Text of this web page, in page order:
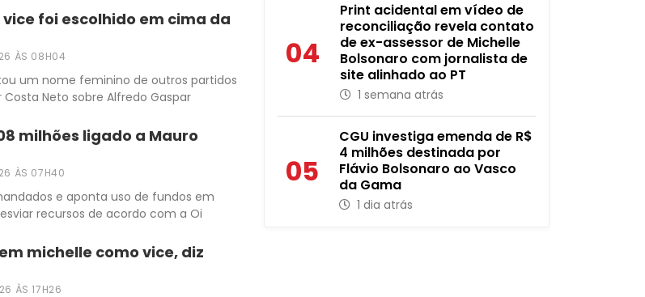
foi escolhido em cima da
ÀS 08H04
um nome feminino de outros partidos
Neto sobre Alfredo Gaspar
milhões ligado a Mauro
ÀS 07H40
e aponta uso de fundos em
recursos de acordo com a Oi
michelle como vice, diz
ÀS 17H26
04
Print acidental em vídeo de
reconciliação revela contato
de ex-assessor de Michelle
Bolsonaro com jornalista de
site alinhado ao PT
1 semana atrás
05
CGU investiga emenda de R$
4 milhões destinada por
Flávio Bolsonaro ao Vasco
da Gama
1 dia atrás